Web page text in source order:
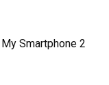
Smartphone 2